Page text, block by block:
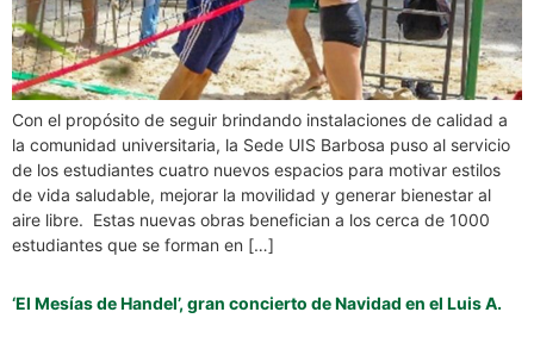
Con el propósito de seguir brindando instalaciones de calidad a
la comunidad universitaria, la Sede UIS Barbosa puso al servicio
de los estudiantes cuatro nuevos espacios para motivar estilos
de vida saludable, mejorar la movilidad y generar bienestar al
aire libre. Estas nuevas obras benefician a los cerca de 1000
estudiantes que se forman en […]
‘El Mesías de Handel’, gran concierto de Navidad en el Luis A.